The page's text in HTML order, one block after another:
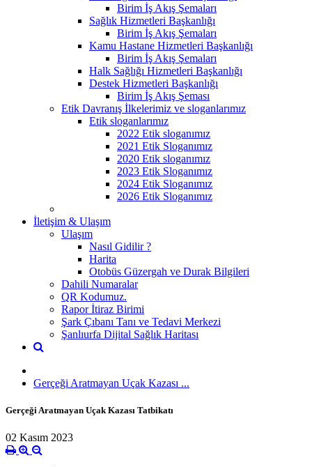
Birim İş Akış Şemaları
Sağlık Hizmetleri Başkanlığı
Birim İş Akış Şemaları
Kamu Hastane Hizmetleri Başkanlığı
Birim İş Akış Şemaları
Halk Sağlığı Hizmetleri Başkanlığı
Destek Hizmetleri Başkanlığı
Birim İş Akış Şeması
Etik Davranış İlkelerimiz ve sloganlarımız
Etik sloganlarımız
2022 Etik sloganımız
2021 Etik Sloganımız
2020 Etik sloganımız
2023 Etik Sloganımız
2024 Etik Sloganımız
2026 Etik Sloganımız
İletişim & Ulaşım
Ulaşım
Nasıl Gidilir ?
Harita
Otobüs Güzergah ve Durak Bilgileri
Dahili Numaralar
QR Kodumuz.
Rapor İtiraz Birimi
Şark Çıbanı Tanı ve Tedavi Merkezi
Şanlıurfa Dijital Sağlık Haritası
Gerçeği Aratmayan Uçak Kazası ...
Gerçeği Aratmayan Uçak Kazası Tatbikatı
02 Kasım 2023